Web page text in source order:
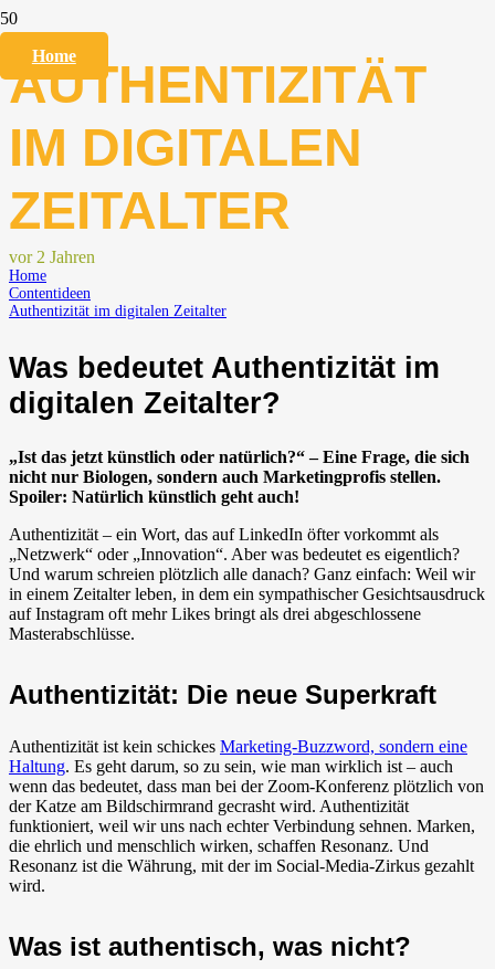
Home
AUTHENTIZITÄT
IM DIGITALEN
ZEITALTER
vor 2 Jahren
Home
Contentideen
Authentizität im digitalen Zeitalter
Was bedeutet Authentizität im
digitalen Zeitalter?
„Ist das jetzt künstlich oder natürlich?“ – Eine Frage, die sich
nicht nur Biologen, sondern auch Marketingprofis stellen.
Spoiler: Natürlich künstlich geht auch!
Authentizität – ein Wort, das auf LinkedIn öfter vorkommt als
„Netzwerk“ oder „Innovation“. Aber was bedeutet es eigentlich?
Und warum schreien plötzlich alle danach? Ganz einfach: Weil wir
in einem Zeitalter leben, in dem ein sympathischer Gesichtsausdruck
auf Instagram oft mehr Likes bringt als drei abgeschlossene
Masterabschlüsse.
Authentizität: Die neue Superkraft
Authentizität ist kein schickes Marketing-Buzzword, sondern eine
Haltung. Es geht darum, so zu sein, wie man wirklich ist – auch
wenn das bedeutet, dass man bei der Zoom-Konferenz plötzlich von
der Katze am Bildschirmrand gecrasht wird. Authentizität
funktioniert, weil wir uns nach echter Verbindung sehnen. Marken,
die ehrlich und menschlich wirken, schaffen Resonanz. Und
Resonanz ist die Währung, mit der im Social-Media-Zirkus gezahlt
wird.
Was ist authentisch, was nicht?